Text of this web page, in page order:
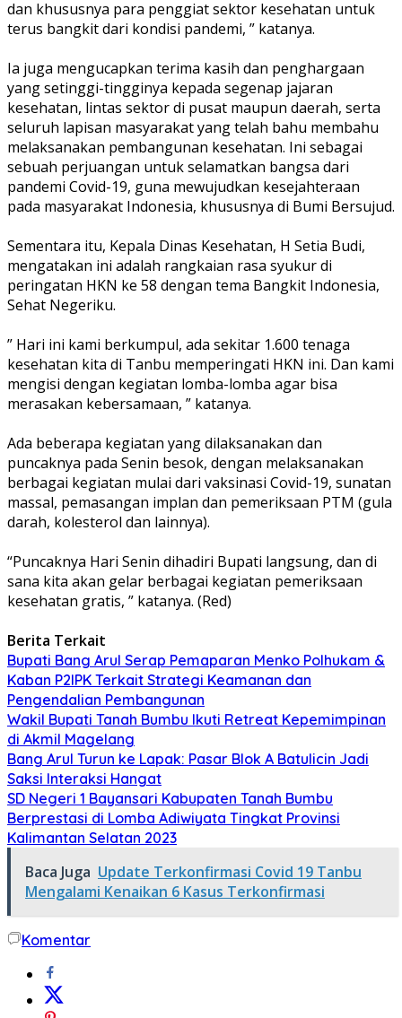
dan khususnya para penggiat sektor kesehatan untuk
terus bangkit dari kondisi pandemi, ” katanya.
Ia juga mengucapkan terima kasih dan penghargaan
yang setinggi-tingginya kepada segenap jajaran
kesehatan, lintas sektor di pusat maupun daerah, serta
seluruh lapisan masyarakat yang telah bahu membahu
melaksanakan pembangunan kesehatan. Ini sebagai
sebuah perjuangan untuk selamatkan bangsa dari
pandemi Covid-19, guna mewujudkan kesejahteraan
pada masyarakat Indonesia, khususnya di Bumi Bersujud.
Sementara itu, Kepala Dinas Kesehatan, H Setia Budi,
mengatakan ini adalah rangkaian rasa syukur di
peringatan HKN ke 58 dengan tema Bangkit Indonesia,
Sehat Negeriku.
” Hari ini kami berkumpul, ada sekitar 1.600 tenaga
kesehatan kita di Tanbu memperingati HKN ini. Dan kami
mengisi dengan kegiatan lomba-lomba agar bisa
merasakan kebersamaan, ” katanya.
Ada beberapa kegiatan yang dilaksanakan dan
puncaknya pada Senin besok, dengan melaksanakan
berbagai kegiatan mulai dari vaksinasi Covid-19, sunatan
massal, pemasangan implan dan pemeriksaan PTM (gula
darah, kolesterol dan lainnya).
“Puncaknya Hari Senin dihadiri Bupati langsung, dan di
sana kita akan gelar berbagai kegiatan pemeriksaan
kesehatan gratis, ” katanya. (Red)
Berita Terkait
Bupati Bang Arul Serap Pemaparan Menko Polhukam &
Kaban P2IPK Terkait Strategi Keamanan dan
Pengendalian Pembangunan
Wakil Bupati Tanah Bumbu Ikuti Retreat Kepemimpinan
di Akmil Magelang
Bang Arul Turun ke Lapak: Pasar Blok A Batulicin Jadi
Saksi Interaksi Hangat
SD Negeri 1 Bayansari Kabupaten Tanah Bumbu
Berprestasi di Lomba Adiwiyata Tingkat Provinsi
Kalimantan Selatan 2023
Baca Juga Update Terkonfirmasi Covid 19 Tanbu
Mengalami Kenaikan 6 Kasus Terkonfirmasi
Komentar